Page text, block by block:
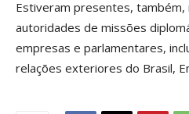
Estiveram presentes,
autoridades de missões
empresas e parlamentares,
relações exteriores do Brasil,